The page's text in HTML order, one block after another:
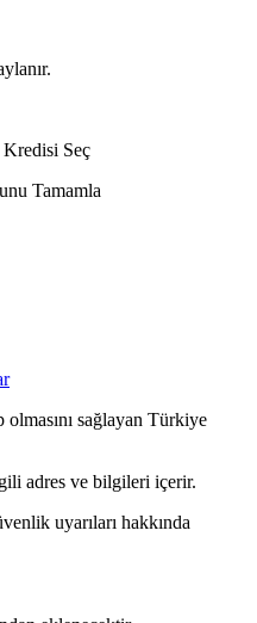
Seç
Tamamla
sağlayan Türkiye
adres ve bilgileri içerir.
uyarıları hakkında